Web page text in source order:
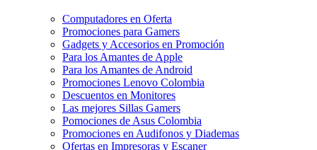
Computadores en Oferta
Promociones para Gamers
Gadgets y Accesorios en Promoción
Para los Amantes de Apple
Para los Amantes de Android
Promociones Lenovo Colombia
Descuentos en Monitores
Las mejores Sillas Gamers
Pomociones de Asus Colombia
Promociones en Audifonos y Diademas
Ofertas en Impresoras y Escaner